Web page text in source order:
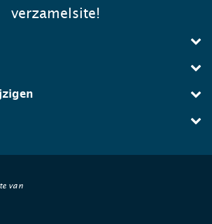
verzamelsite!
van